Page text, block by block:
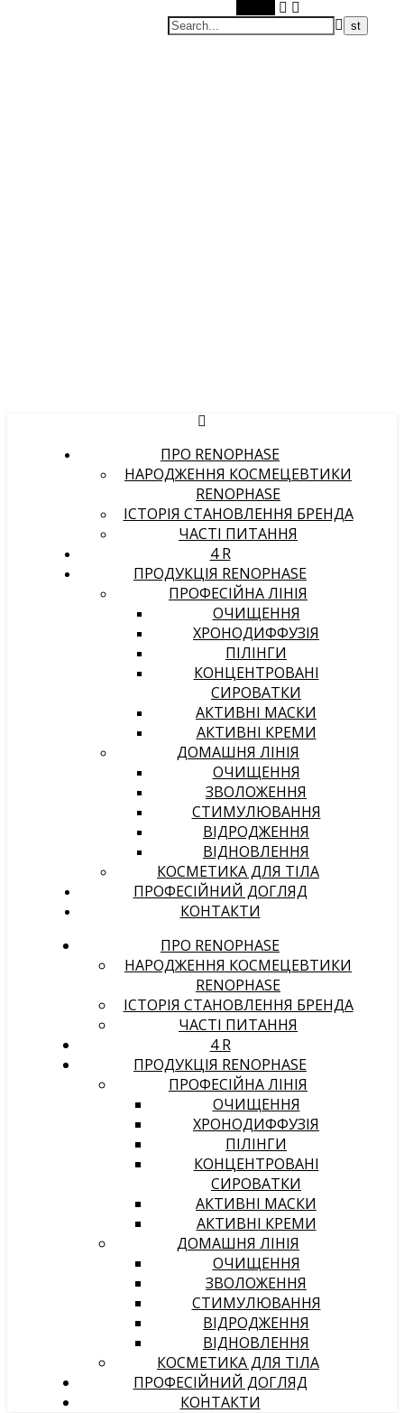
ПРО RENOPHASE
НАРОДЖЕННЯ КОСМЕЦЕВТИКИ
RENOPHASE
ІСТОРІЯ СТАНОВЛЕННЯ БРЕНДА
ЧАСТІ ПИТАННЯ
4 R
ПРОДУКЦІЯ RENOPHASE
ПРОФЕСІЙНА ЛІНІЯ
ОЧИЩЕННЯ
ХРОНОДИФФУЗІЯ
ПІЛІНГИ
КОНЦЕНТРОВАНІ
СИРОВАТКИ
АКТИВНІ МАСКИ
АКТИВНІ КРЕМИ
ДОМАШНЯ ЛІНІЯ
ОЧИЩЕННЯ
ЗВОЛОЖЕННЯ
СТИМУЛЮВАННЯ
ВІДРОДЖЕННЯ
ВІДНОВЛЕННЯ
КОСМЕТИКА ДЛЯ ТІЛА
ПРОФЕСІЙНИЙ ДОГЛЯД
КОНТАКТИ
ПРО RENOPHASE
НАРОДЖЕННЯ КОСМЕЦЕВТИКИ
RENOPHASE
ІСТОРІЯ СТАНОВЛЕННЯ БРЕНДА
ЧАСТІ ПИТАННЯ
4 R
ПРОДУКЦІЯ RENOPHASE
ПРОФЕСІЙНА ЛІНІЯ
ОЧИЩЕННЯ
ХРОНОДИФФУЗІЯ
ПІЛІНГИ
КОНЦЕНТРОВАНІ
СИРОВАТКИ
АКТИВНІ МАСКИ
АКТИВНІ КРЕМИ
ДОМАШНЯ ЛІНІЯ
ОЧИЩЕННЯ
ЗВОЛОЖЕННЯ
СТИМУЛЮВАННЯ
ВІДРОДЖЕННЯ
ВІДНОВЛЕННЯ
КОСМЕТИКА ДЛЯ ТІЛА
ПРОФЕСІЙНИЙ ДОГЛЯД
КОНТАКТИ